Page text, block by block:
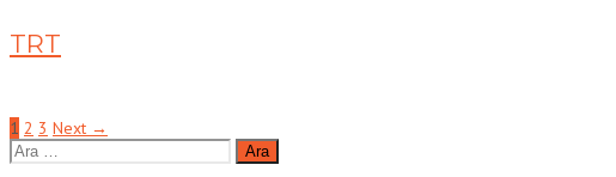
TRT
Posts
navigation
1 2 3 Next →
Arama: